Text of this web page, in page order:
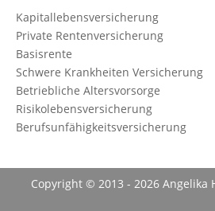
Kapitallebensversicherung
Private Rentenversicherung
Basisrente
Schwere Krankheiten Versicherung
Betriebliche Altersvorsorge
Risikolebensversicherung
Berufsunfähigkeitsversicherung
Copyright © 2013 - 2026 Angelika